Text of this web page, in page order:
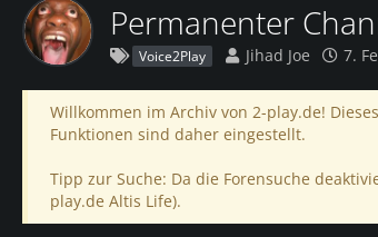
Permanenter
Voice2Play Jihad Joe 7.
Willkommen im Archiv von 2-play.de!
Funktionen sind daher eingestellt.
Tipp zur Suche: Da die Forensuche
play.de Altis Life).